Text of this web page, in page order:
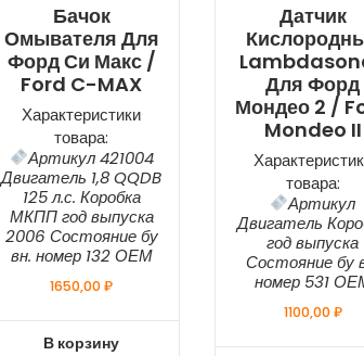
Бачок
Омывателя Для
Форд Си Макс /
Ford C-MAX
Характеристики
товара:
Артикул 421004
Двигатель 1,8 QQDB
125 л.с. Коробка
МКПП год выпуска
2006 Состояние бу
вн. номер 132 ОЕМ
1650,00₽
В корзину
Датчик
Для Форд
Мондео 2 /
Mondeo II
товара:
Артикул
Двигатель
год выпуска
Состояние бу
номер 531
1100,00₽